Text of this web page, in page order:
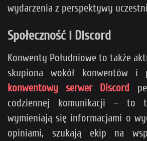
wydarzenia z perspektywy
Społeczność i Discord
Konwenty Południowe to także
skupiona wokół konwentów i
konwentowy serwer Discord
codziennej komunikacji – to
wymieniają się informacjami o
opiniami, szukają ekip na